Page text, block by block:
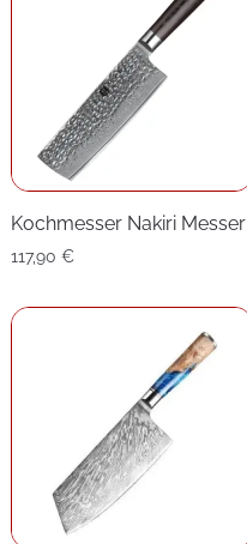
Kochmesser Nakiri Messer
117,90 €